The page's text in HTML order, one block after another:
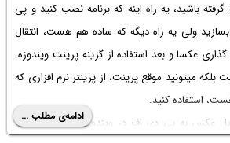
باشید، یه راه اینه که برنامه نصب کنید و پی
ولی یه راه دیگه که ساده هم هست، انتقال
عکسا و بعد استفاده از گزینه پرینت ویندوزه.
میتونید موقع پرینت، از پرینتر نرم افزاری که
در ادامه مطلب روش تبدیل عکس به پی دی اف در ویندوز 11 و ویندوزهای
ادامه‌ی مطلب ...